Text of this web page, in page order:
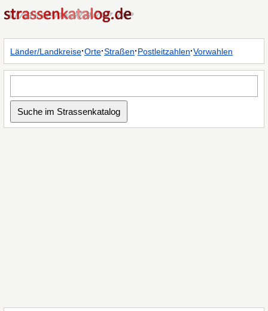
Länder/Landkreise·Orte·Straßen·Postleitzahlen·Vorwahlen